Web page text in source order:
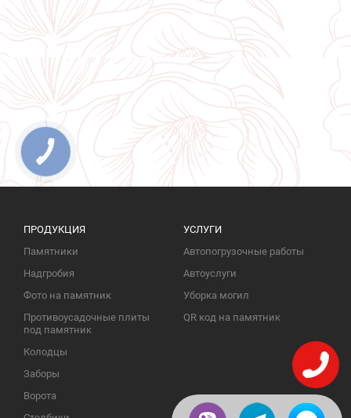
ПРОДУКЦИЯ
Памятники
Надгробия
Фото на памятник
Противоусадочные плиты
под памятник
Колодцы
Заборы
Ворота
УСЛУГИ
Автопогрузочные работы
Автоуслуги
Уборка могил
QR код на памятник